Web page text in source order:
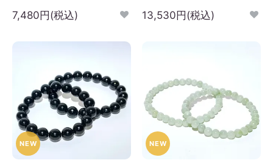
7,480円(税込)
13,530円(税込)
NEW NEW